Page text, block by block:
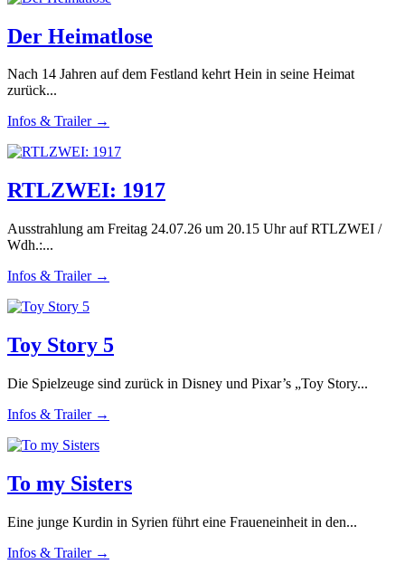
Der Heimatlose
Nach 14 Jahren auf dem Festland kehrt Hein in seine Heimat
zurück...
Infos & Trailer →
RTLZWEI: 1917
Ausstrahlung am Freitag 24.07.26 um 20.15 Uhr auf RTLZWEI /
Wdh.:...
Infos & Trailer →
Toy Story 5
Die Spielzeuge sind zurück in Disney und Pixar’s „Toy Story...
Infos & Trailer →
To my Sisters
Eine junge Kurdin in Syrien führt eine Fraueneinheit in den...
Infos & Trailer →